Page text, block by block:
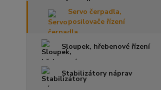
Servo čerpadla,
posilovače řízení
Sloupek, hřebenové řízení
Stabilizátory náprav